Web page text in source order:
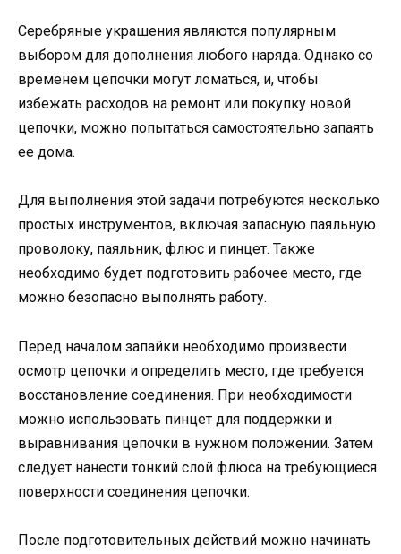
Серебряные украшения являются популярным
выбором для дополнения любого наряда. Однако со
временем цепочки могут ломаться, и, чтобы
избежать расходов на ремонт или покупку новой
цепочки, можно попытаться самостоятельно запаять
ее дома.
Для выполнения этой задачи потребуются несколько
простых инструментов, включая запасную паяльную
проволоку, паяльник, флюс и пинцет. Также
необходимо будет подготовить рабочее место, где
можно безопасно выполнять работу.
Перед началом запайки необходимо произвести
осмотр цепочки и определить место, где требуется
восстановление соединения. При необходимости
можно использовать пинцет для поддержки и
выравнивания цепочки в нужном положении. Затем
следует нанести тонкий слой флюса на требующиеся
поверхности соединения цепочки.
После подготовительных действий можно начинать